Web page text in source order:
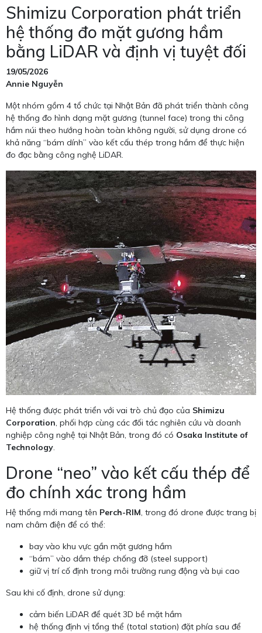
Shimizu Corporation phát triển
hệ thống đo mặt gương hầm
bằng LiDAR và định vị tuyệt đối
19/05/2026
Annie Nguyễn
Một nhóm gồm 4 tổ chức tại Nhật Bản đã phát triển thành công
hệ thống đo hình dạng mặt gương (tunnel face) trong thi công
hầm núi theo hướng hoàn toàn không người, sử dụng drone có
khả năng “bám dính” vào kết cấu thép trong hầm để thực hiện
đo đạc bằng công nghệ LiDAR.
Hệ thống được phát triển với vai trò chủ đạo của Shimizu
Corporation, phối hợp cùng các đối tác nghiên cứu và doanh
nghiệp công nghệ tại Nhật Bản, trong đó có Osaka Institute of
Technology.
Drone “neo” vào kết cấu thép để
đo chính xác trong hầm
Hệ thống mới mang tên Perch-RIM, trong đó drone được trang bị
nam châm điện để có thể:
bay vào khu vực gần mặt gương hầm
“bám” vào dầm thép chống đỡ (steel support)
giữ vị trí cố định trong môi trường rung động và bụi cao
Sau khi cố định, drone sử dụng:
cảm biến LiDAR để quét 3D bề mặt hầm
hệ thống định vị tổng thể (total station) đặt phía sau để